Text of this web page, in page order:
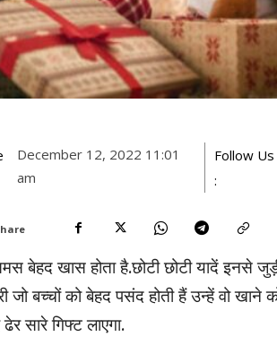
December 12, 2022 11:01
am
Follow Us
:
बेहद खास होता है.छोटी छोटी यादें इनसे
जो बच्चों को बेहद पसंद होती हैं उन्हें वो खाने
सारे गिफ्ट लाएगा.